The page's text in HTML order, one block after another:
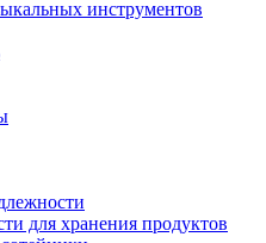
инструментов
для хранения продуктов